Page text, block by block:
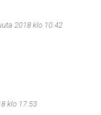
2018 klo 10.42
klo 17.53